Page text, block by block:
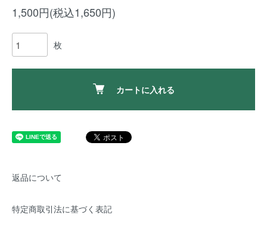
1,500円(税込1,650円)
枚
カートに入れる
返品について
特定商取引法に基づく表記